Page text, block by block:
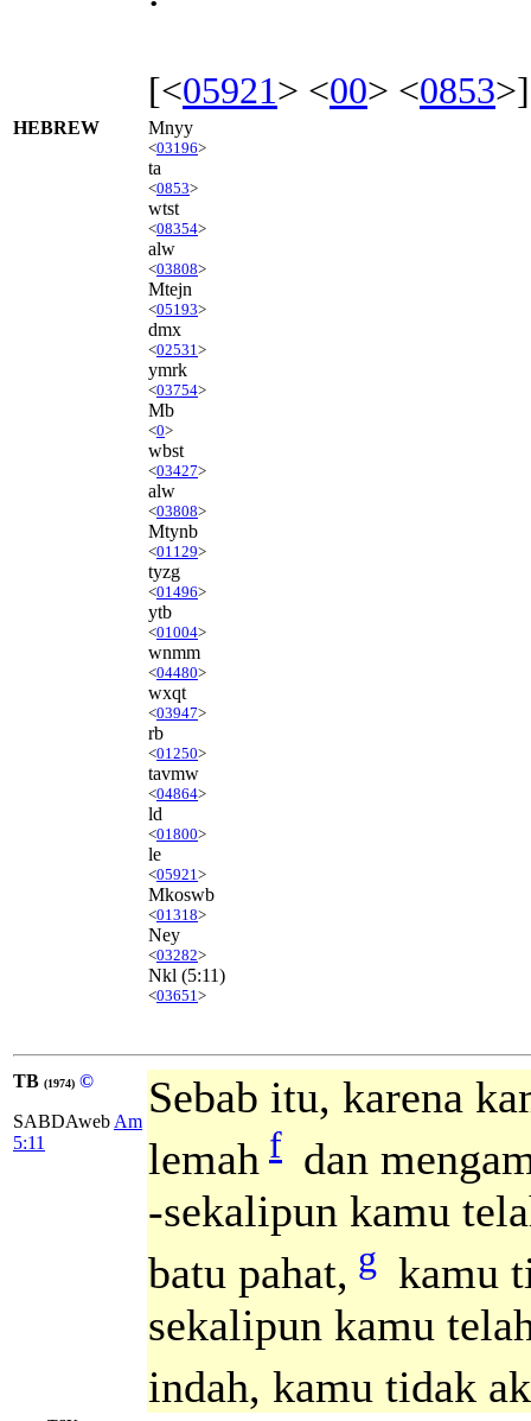
[<05921> <00> <0853>]
HEBREW Mnyy
<03196>
ta
<0853>
wtst
<08354>
alw
<03808>
Mtejn
<05193>
dmx
<02531 >
ymrk
<03754>
Mb
<0>
wbst
<03427>
alw
<03808>
Mtynb
<01129>
tyzg
<01496>
ytb
<01004>
wnmm
<04480>
wxqt
<03947>
rb
<01250>
tavmw
<04864>
ld
<01800>
le
<05921 >
Mkoswb
<01318>
Ney
<03282>
Nkl (5:11)
<03651 >
TB (1974) ©
SABDAweb Am
5:11
Sebab itu, karena
lemah f dan
-sekalipun kamu
batu pahat, g kamu
sekalipun kamu
indah, kamu tidak